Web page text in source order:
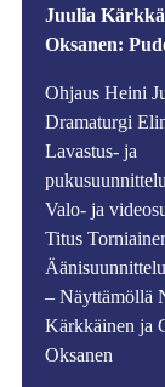
Juulia
Oksanen:
Ohjaus Heini
Dramaturgi
Lavastus- ja
Valo- ja
Titus
– Näyttämöllä
Kärkkäinen ja
Oksanen